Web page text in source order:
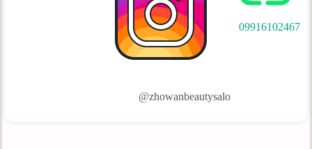
09916102467
zhowanbeautysalo@